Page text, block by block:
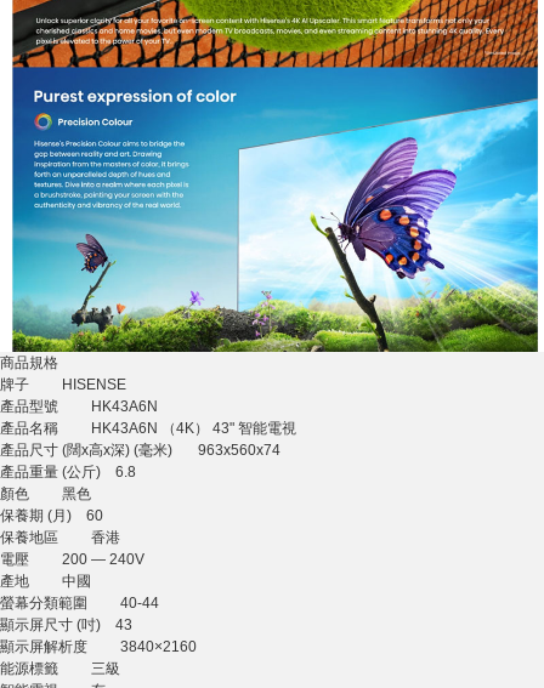
商品規格
牌子 HISENSE
產品型號 HK43A6N
產品名稱 HK43A6N （4K） 43" 智能電視
產品尺寸 (闊x高x深) (毫米) 963x560x74
產品重量 (公斤) 6.8
顏色 黑色
保養期 (月) 60
保養地區 香港
電壓 200 — 240V
產地 中國
螢幕分類範圍 40-44
顯示屏尺寸 (吋) 43
顯示屏解析度 3840×2160
能源標籤 三級